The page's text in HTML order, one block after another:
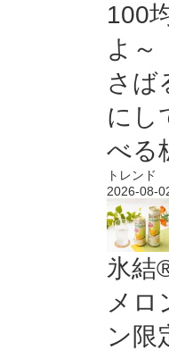
100
よ～
さば
にし
べる
トレンド
2026-08-
氷結
メロ
ン限